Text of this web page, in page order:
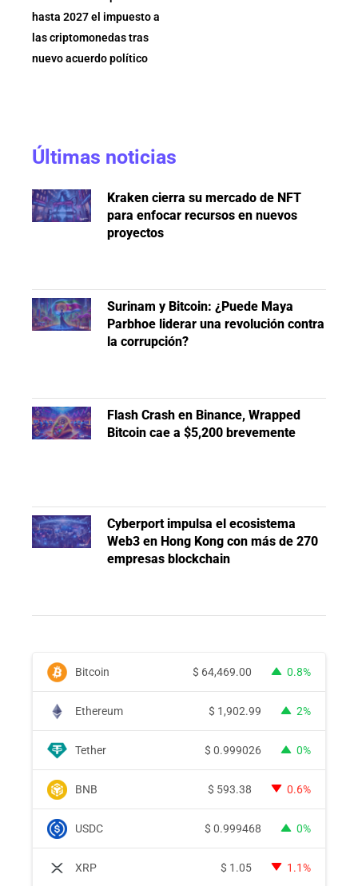
hasta 2027 el impuesto a
las criptomonedas tras
nuevo acuerdo político
Últimas noticias
Kraken cierra su mercado de NFT
para enfocar recursos en nuevos
proyectos
Surinam y Bitcoin: ¿Puede Maya
Parbhoe liderar una revolución contra
la corrupción?
Flash Crash en Binance, Wrapped
Bitcoin cae a $5,200 brevemente
Cyberport impulsa el ecosistema
Web3 en Hong Kong con más de 270
empresas blockchain
Bitcoin $ 64,469.00 0.8%
Ethereum $ 1,902.99 2%
Tether $ 0.999026 0%
BNB $ 593.38 0.6%
USDC $ 0.999468 0%
XRP $ 1.05 1.1%